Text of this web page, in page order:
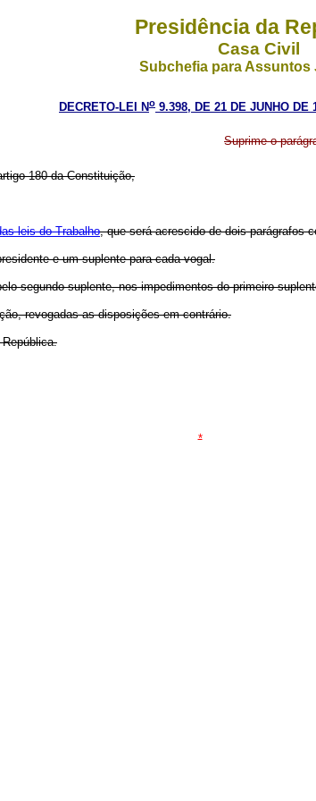
Presidência da
Casa Civil
Subchefia para Assuntos
DECRETO-LEI No 9.398, DE 21 DE JUNHO DE
Suprime o
180 da Constituição,
leis do Trabalho, que será acrescido de dois parágrafos
e um suplente para cada vogal.
segundo suplente, nos impedimentos do primeiro
revogadas as disposições em contrário.
*